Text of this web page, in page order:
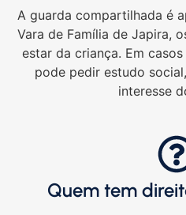
A guarda compartilhada é
Vara de Família de Japira,
estar da criança. Em
pode pedir estudo
interesse
Quem tem